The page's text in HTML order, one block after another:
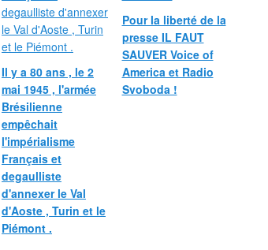
Il y a 80 ans , le 2
mai 1945 , l'armée
Brésilienne
empêchait
l'impérialisme
Français et
degaulliste
d'annexer le Val
d'Aoste , Turin et le
Piémont .
Pour la liberté de la
presse IL FAUT
SAUVER Voice of
America et Radio
Svoboda !